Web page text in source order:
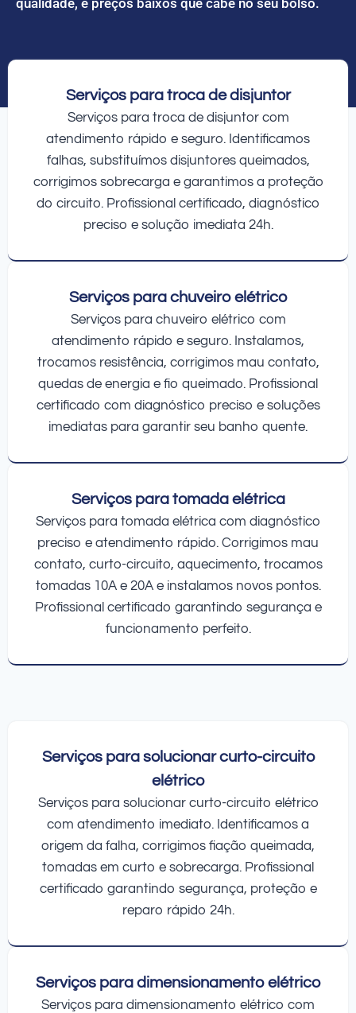
Serviços para troca de disjuntor
Serviços para troca de disjuntor com
atendimento rápido e seguro. Identificamos
falhas, substituímos disjuntores queimados,
corrigimos sobrecarga e garantimos a proteção
do circuito. Profissional certificado, diagnóstico
preciso e solução imediata 24h.
Serviços para chuveiro elétrico
Serviços para chuveiro elétrico com
atendimento rápido e seguro. Instalamos,
trocamos resistência, corrigimos mau contato,
quedas de energia e fio queimado. Profissional
certificado com diagnóstico preciso e soluções
imediatas para garantir seu banho quente.
Serviços para tomada elétrica
Serviços para tomada elétrica com diagnóstico
preciso e atendimento rápido. Corrigimos mau
contato, curto-circuito, aquecimento, trocamos
tomadas 10A e 20A e instalamos novos pontos.
Profissional certificado garantindo segurança e
funcionamento perfeito.
Serviços para solucionar curto-circuito
elétrico
Serviços para solucionar curto-circuito elétrico
com atendimento imediato. Identificamos a
origem da falha, corrigimos fiação queimada,
tomadas em curto e sobrecarga. Profissional
certificado garantindo segurança, proteção e
reparo rápido 24h.
Serviços para dimensionamento elétrico
Serviços para dimensionamento elétrico com